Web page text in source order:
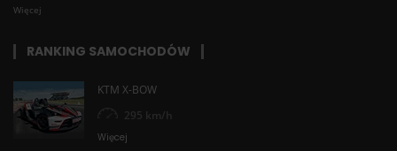
Więcej
RANKING SAMOCHODÓW
KTM X-BOW
295 km/h
Więcej